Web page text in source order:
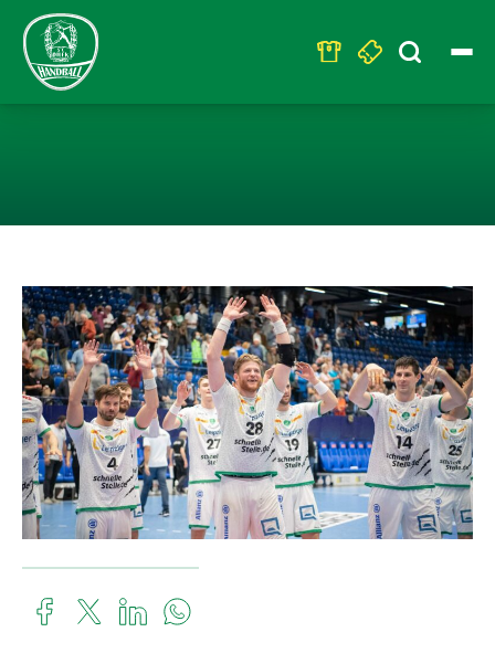
Search
for: